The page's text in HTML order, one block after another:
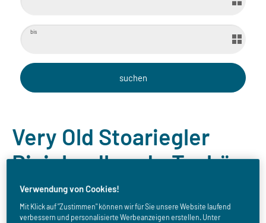
bis
Very Old Stoariegler
Dixielandband - Tschäss
aus dem Trichter
Verwendung von Cookies!
Mit Klick auf "Zustimmen" können wir für Sie unsere Website laufend
verbessern und personalisierte Werbeanzeigen erstellen. Unter